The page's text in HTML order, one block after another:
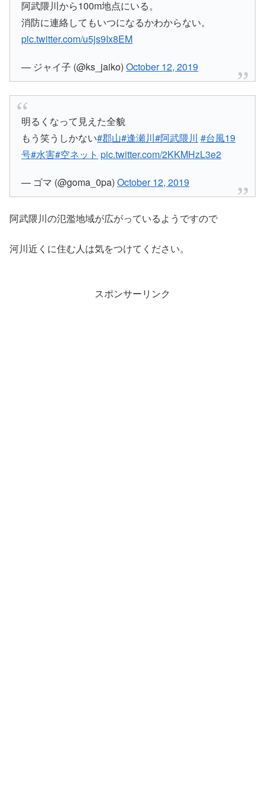
阿武隈川から100m地点にいる。
消防に連絡してもいつになるかわからない。
pic.twitter.com/u5js9Ix8EM
— ジャイ子 (@ks_jaiko)October 12, 2019
明るくなって見えた全貌
もう笑うしかない#郡山#逢瀬川#阿武隈川 #台風19
号#水害#空ネット pic.twitter.com/2KKMHzL3e2
— ゴマ (@goma_0pa)October 12, 2019
阿武隈川の氾濫地域が広がっているようですので
河川近くに住む人は気をつけてください。
スポンサーリンク